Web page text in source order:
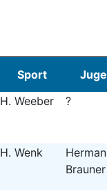
Sport
H. Weeber ?
H. Wenk
Brauner